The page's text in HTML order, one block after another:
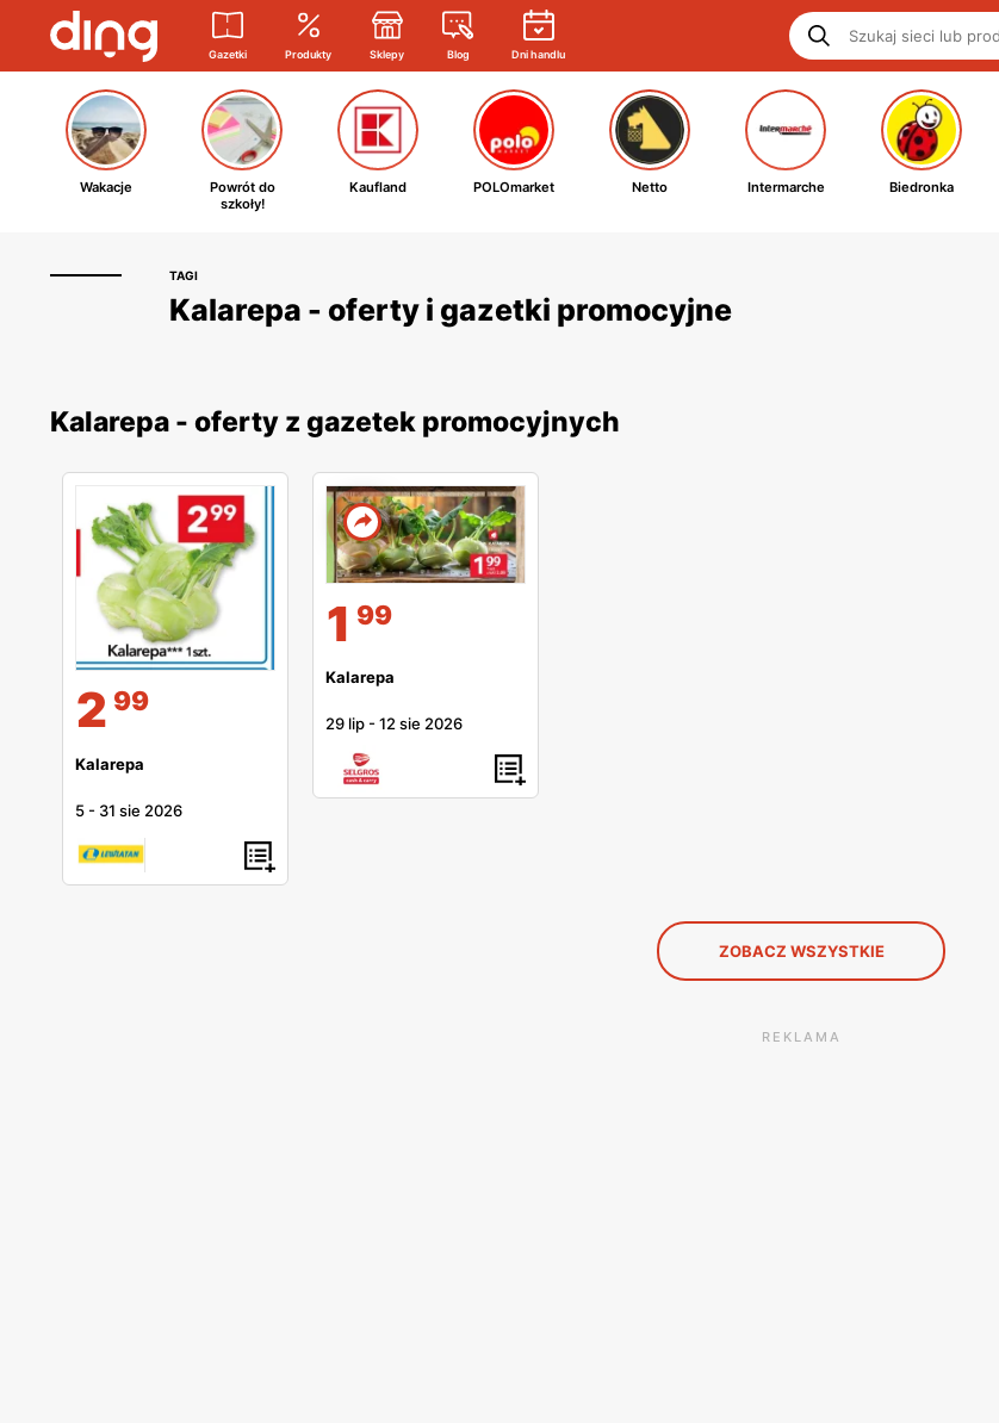
Gazetki Produkty Sklepy Blog Dni handlu
Wakacje
Powrót do
szkoły!
Kaufland POLOmarket Netto Intermarche Biedronka
TAGI
Kalarepa - oferty i gazetki promocyjne
Kalarepa - oferty z gazetek promocyjnych
2 99
Kalarepa
5 - 31 sie 2026
1 99
Kalarepa
29 lip -12 sie 2026
ZOBACZ WSZYSTKIE
REKLAMA